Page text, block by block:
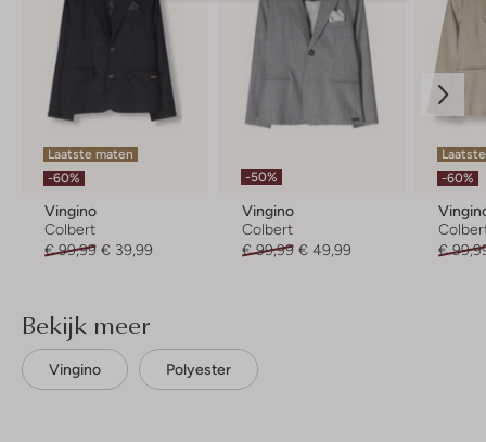
Laatste maten
-60%
Vingino
Colbert
€ 99,99 € 39,99
-50%
Vingino
Colbert
€ 99,99 € 49,99
-60%
€
Bekijk meer
Vingino Polyester